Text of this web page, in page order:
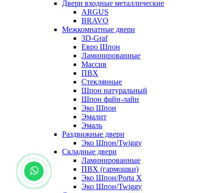
Двери входные металлические
ARGUS
BRAVO
Межкомнатные двери
3D-Graf
Евро Шпон
Ламинированные
Массив
ПВХ
Стеклянные
Шпон натуральный
Шпон файн-лайн
Эко Шпон
Эмалит
Эмаль
Раздвижные двери
Эко Шпон/Twiggy
Складные двери
Ламинированные
ПВХ (гармошки)
Эко Шпон/Porta X
Эко Шпон/Twiggy